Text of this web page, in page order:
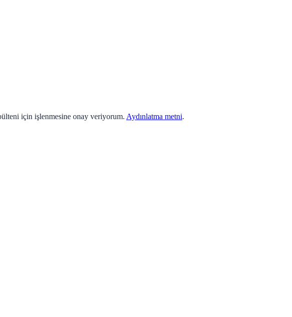
için işlenmesine onay veriyorum. Aydınlatma metni.